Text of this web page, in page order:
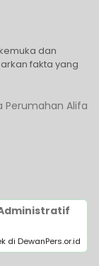
dan
fakta yang
Perumahan Alifa
di DewanPers.or.id